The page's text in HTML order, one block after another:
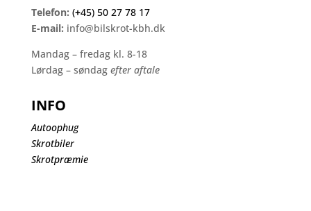
Telefon: (+45) 50 27 78 17
E-mail: info@bilskrot-kbh.dk
Mandag – fredag kl. 8-18
Lørdag – søndag efter aftale
INFO
Autoophug
Skrotbiler
Skrotpræmie